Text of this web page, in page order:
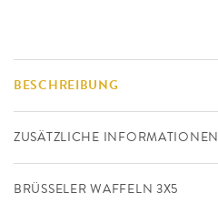
BESCHREIBUNG
ZUSÄTZLICHE INFORMATIONEN
BRÜSSELER WAFFELN 3X5